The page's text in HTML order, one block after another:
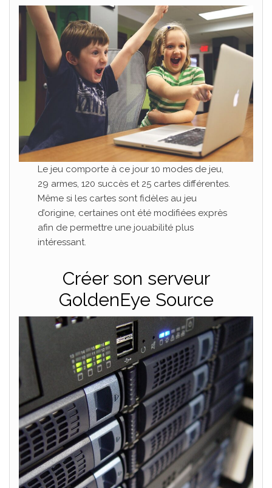
Le jeu comporte à ce jour 10 modes de jeu,
29 armes, 120 succès et 25 cartes différentes.
Même si les cartes sont fidèles au jeu
d’origine, certaines ont été modifiées exprès
afin de permettre une jouabilité plus
intéressant.
Créer son serveur
GoldenEye Source